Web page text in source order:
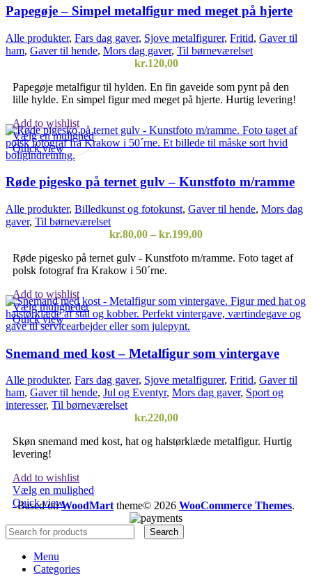
Papegøje – Simpel metalfigur med meget på hjerte
Alle produkter, Fars dag gaver, Sjove metalfigurer, Fritid, Gaver til
ham, Gaver til hende, Mors dag gaver, Til børneværelset
kr.120,00
Papegøje metalfigur til hylden. En fin gaveide som pynt på den
lille hylde. En simpel figur med meget på hjerte. Hurtig levering!
Add to wishlist
Vælg en mulighed
Quick view
Røde pigesko på ternet gulv – Kunstfoto m/ramme
Alle produkter, Billedkunst og fotokunst, Gaver til hende, Mors dag
gaver, Til børneværelset
kr.80,00 – kr.199,00Prisinterval:
til
Røde pigesko på ternet gulv - Kunstfoto m/ramme. Foto taget af
polsk fotograf fra Krakow i 50´rne.
Add to wishlist
Vælg mulighederDette
vare
har
varianter.
kan
vælges
på
Quick view
Snemand med kost – Metalfigur som vintergave
Alle produkter, Fars dag gaver, Sjove metalfigurer, Fritid, Gaver til
ham, Gaver til hende, Jul og Eventyr, Mors dag gaver, Sport og
interesser, Til børneværelset
kr.220,00
Skøn snemand med kost, hat og halstørklæde metalfigur. Hurtig
levering!
Add to wishlist
Vælg en mulighed
Quick view
Based onWoodMarttheme© 2026 WooCommerce Themes.
Search
Menu
Categories